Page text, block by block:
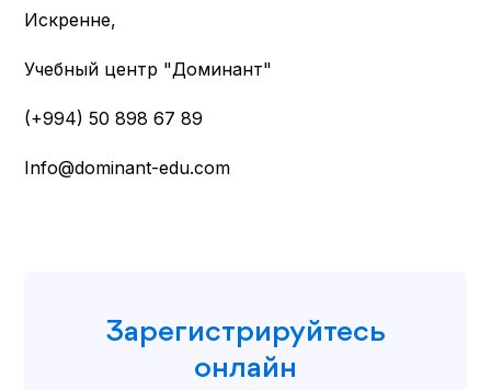
Зарегистрируйтесь
онлайн
Искренне,
Учебный центр "Доминант"
(+994) 50 898 67 89
Info@dominant-edu.com